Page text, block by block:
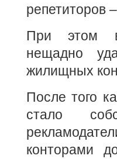
репетиторов
При этом
нещадно
жилищных
После того
стало
конторами